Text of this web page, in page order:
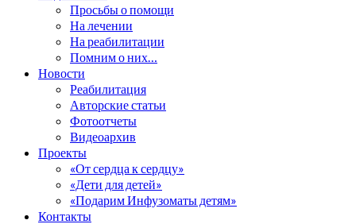
Просьбы о помощи
На лечении
На реабилитации
Помним о них…
Новости
Реабилитация
Авторские статьи
Фотоотчеты
Видеоархив
Проекты
«От сердца к сердцу»
«Дети для детей»
«Подарим Инфузоматы детям»
Контакты